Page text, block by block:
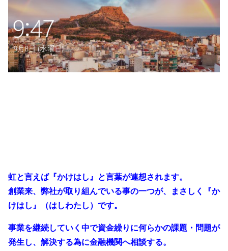
虹と言えば『かけはし』と言葉が連想されます。
創業来、弊社が取り組んでいる事の一つが、まさしく『か
けはし』（はしわたし）です。
事業を継続していく中で資金繰りに何らかの課題・問題が
発生し、解決する為に金融機関へ相談する。